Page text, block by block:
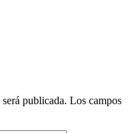
publicada. Los campos